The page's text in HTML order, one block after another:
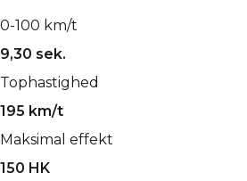
0-100 km/t
9,30 sek.
Tophastighed
195 km/t
Maksimal effekt
150 HK